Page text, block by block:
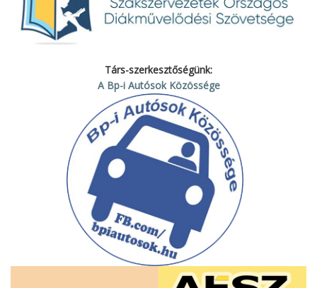
Társ-szerkesztőségünk:
A Bp-i Autósok Közössége